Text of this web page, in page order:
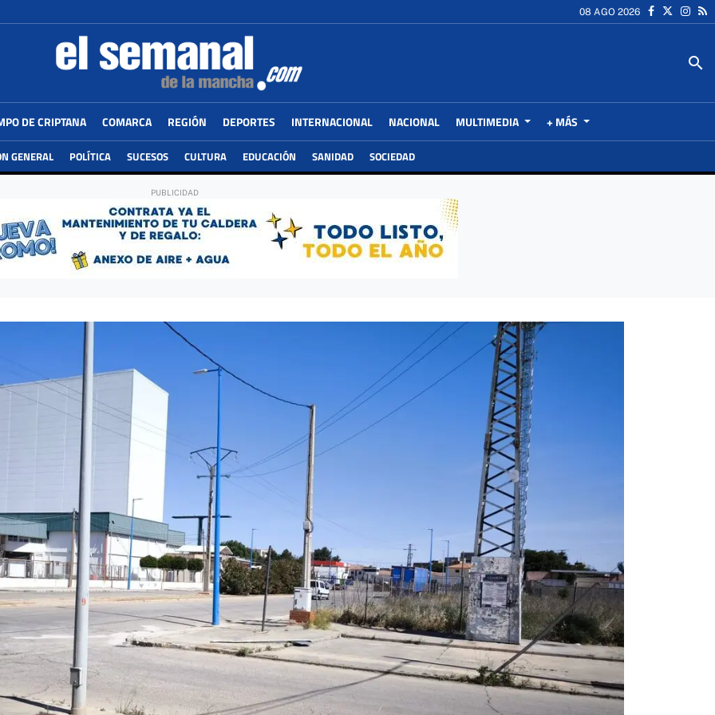
08 AGO 2026
search
DE CRIPTANA COMARCA REGIÓN DEPORTES INTERNACIONAL NACIONAL MULTIMEDIA + MÁS
GENERAL POLÍTICA SUCESOS CULTURA EDUCACIÓN SANIDAD SOCIEDAD